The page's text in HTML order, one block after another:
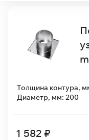
Толщина контура,
Диаметр, мм: 200
1 582 ₽